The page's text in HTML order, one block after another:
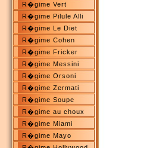
R�gime Vert
R�gime Pilule Alli
R�gime Le Diet
R�gime Cohen
R�gime Fricker
R�gime Messini
R�gime Orsoni
R�gime Zermati
R�gime Soupe
R�gime au choux
R�gime Miami
R�gime Mayo